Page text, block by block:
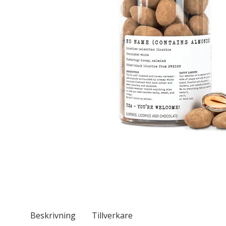
Beskrivning Tillverkare